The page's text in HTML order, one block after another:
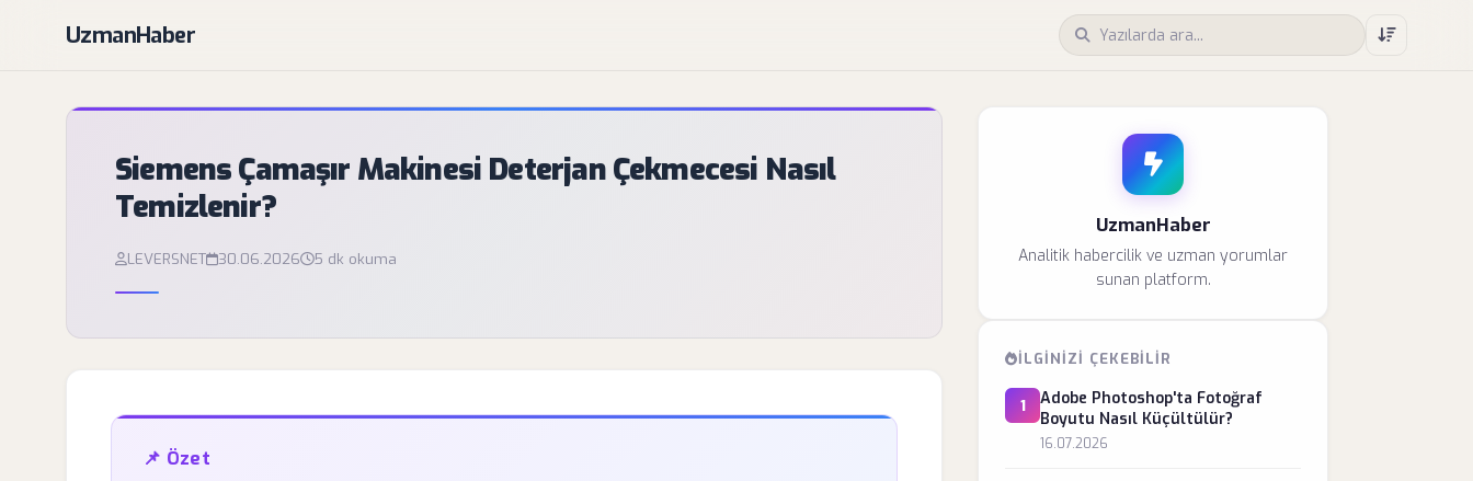
UzmanHaber
Siemens Çamaşır Makinesi Deterjan Çekmecesi Nasıl
Temizlenir?
LEVERSNET 30.06.2026 5 dk okuma
📌 Özet
UzmanHaber
Analitik habercilik ve uzman yorumlar
sunan platform.
İLGINIZI ÇEKEBILIR
1
Adobe Photoshop'ta Fotoğraf
Boyutu Nasıl Küçültülür?
16.07.2026